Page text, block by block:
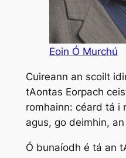
Eoin Ó Murchú
Cuireann an scoilt
tAontas Eorpach
romhainn: céard tá i
agus, go deimhin,
Ó bunaíodh é tá an